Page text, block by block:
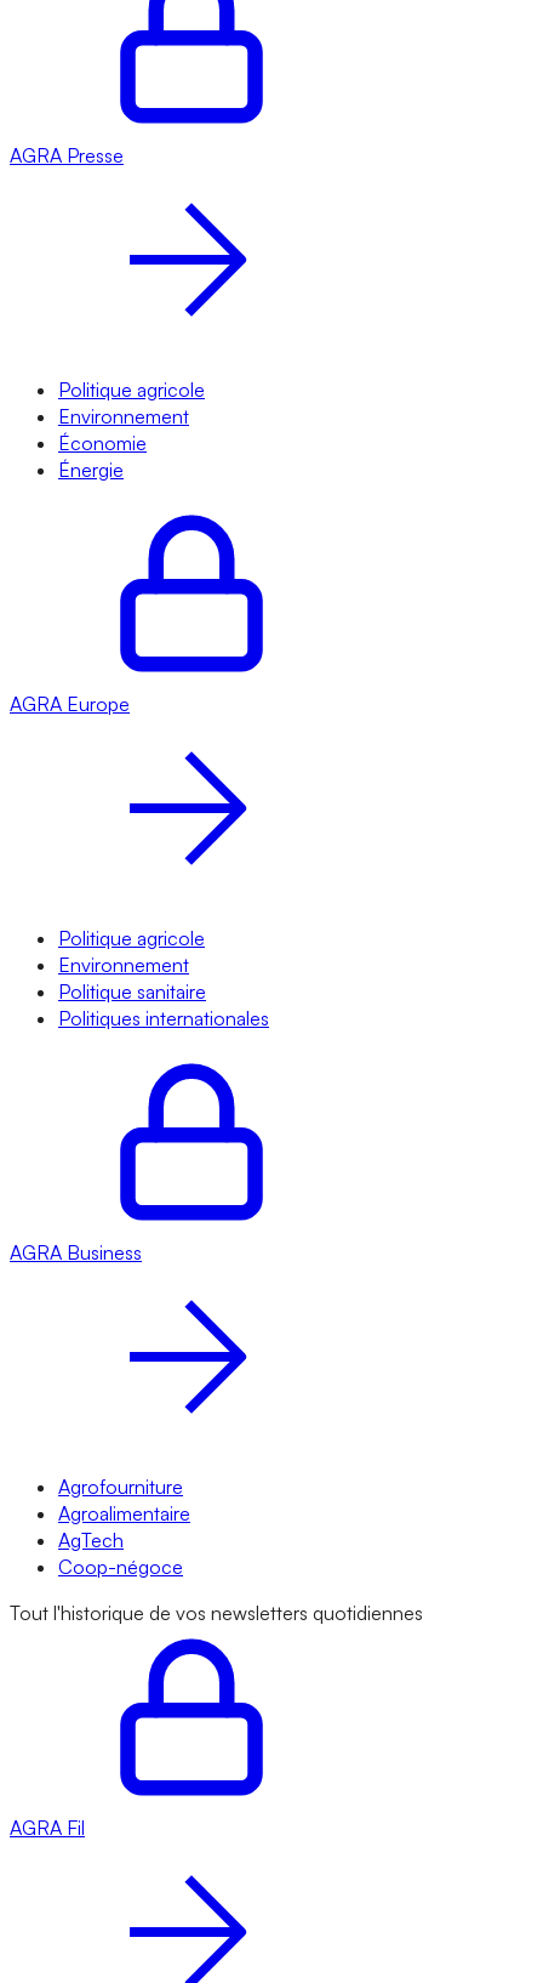
AGRA Presse
Politique agricole
Environnement
Économie
Énergie
AGRA Europe
Politique agricole
Environnement
Politique sanitaire
Politiques internationales
AGRA Business
Agrofourniture
Agroalimentaire
AgTech
Coop-négoce
Tout l'historique de vos newsletters quotidiennes
AGRA Fil